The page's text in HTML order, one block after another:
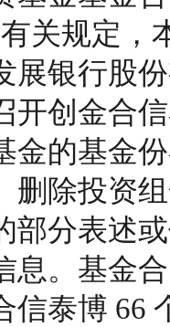
关规定，
展银行股
开创金合
金的基金
删除投资
部分表述
息。基金
信泰博 66